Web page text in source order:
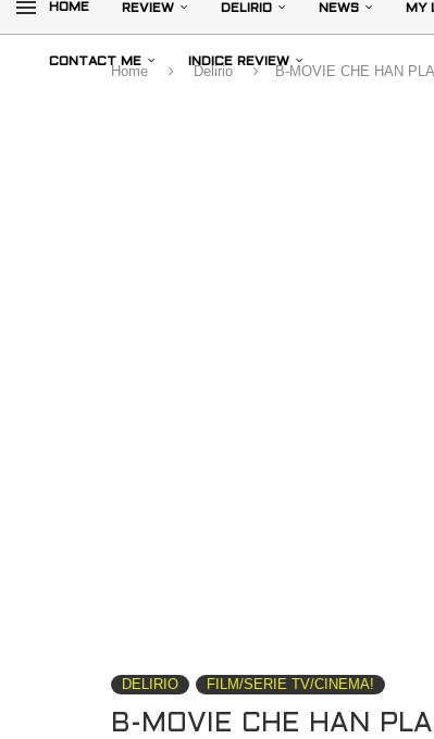
HOME REVIEW DELIRIO NEWS MY
CONTACT ME INDICE REVIEW
Home Delirio B-MOVIE CHE HAN
DELIRIO FILM/SERIE TV/CINEMA!
B-MOVIE CHE HAN